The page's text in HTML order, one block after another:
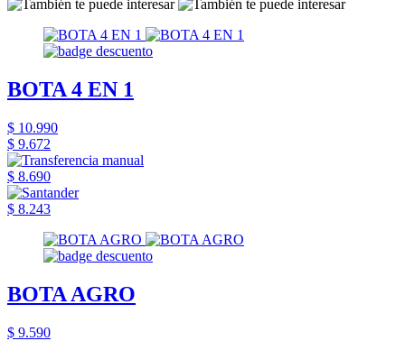
BOTA 4 EN 1
$ 10.990
$ 9.672
$ 8.690
$ 8.243
BOTA AGRO
$ 9.590